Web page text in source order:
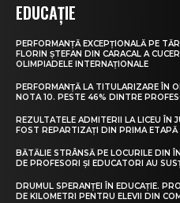
EDUCAȚIE
PERFORMANȚĂ EXCEPȚIONALĂ PE
FLORIN ȘTEFAN DIN CARACAL A
OLIMPIADELE INTERNAȚIONALE
PERFORMANȚĂ LA TITULARIZARE ÎN
NOTA 10. PESTE 46% DINTRE
REZULTATELE ADMITERII LA LICEU ÎN
FOST REPARTIZAȚI DIN PRIMA ETAPĂ
BĂTĂLIE STRÂNSĂ PE LOCURILE DIN
DE PROFESORI ȘI EDUCATORI AU
DRUMUL SPERANȚEI ÎN EDUCAȚIE.
DE KILOMETRI PENTRU ELEVII DIN